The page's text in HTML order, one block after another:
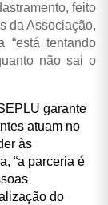
feito
da Associação,
“está tentando
não sai o
garante
atuam no
às
“a parceria é
do